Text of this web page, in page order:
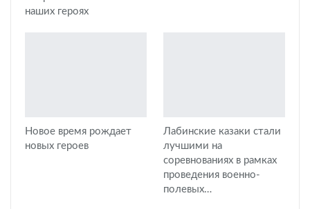
наших героях
Новое время рождает
новых героев
Лабинские казаки стали
лучшими на
соревнованиях в рамках
проведения военно-
полевых…